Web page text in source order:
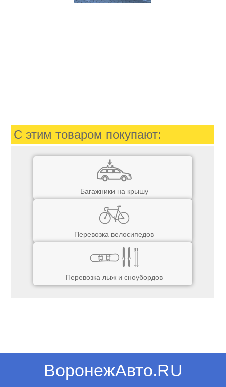
С этим товаром покупают:
Багажники на крышу
Перевозка велосипедов
Перевозка лыж и сноубордов
ВоронежАвто.RU